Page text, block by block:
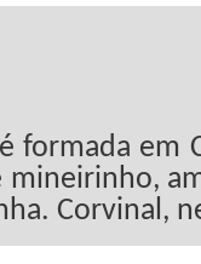
formada em
mineirinho,
Corvinal,